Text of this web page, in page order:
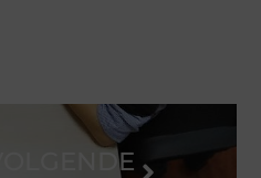
VOLGENDE